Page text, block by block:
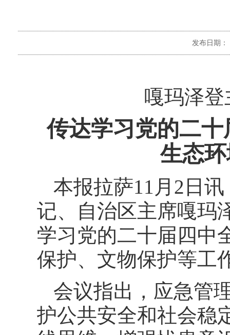
发布日期：
嘎玛泽
传达学习党的二
生态
本报拉萨11月2日
记、自治区主席嘎玛
学习党的二十届四中
保护、文物保护等工
会议指出，应急管
护公共安全和社会稳